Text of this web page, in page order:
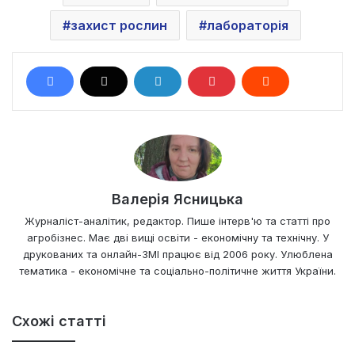
захист рослин лабораторія
Валерія Ясницька
Журналіст-аналітик, редактор. Пише інтерв'ю та статті про
агробізнес. Має дві вищі освіти - економічну та технічну. У
друкованих та онлайн-ЗМІ працює від 2006 року. Улюблена
тематика - економічне та соціально-політичне життя України.
Схожі статті